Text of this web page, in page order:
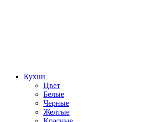
Кухни
Цвет
Белые
Черные
Желтые